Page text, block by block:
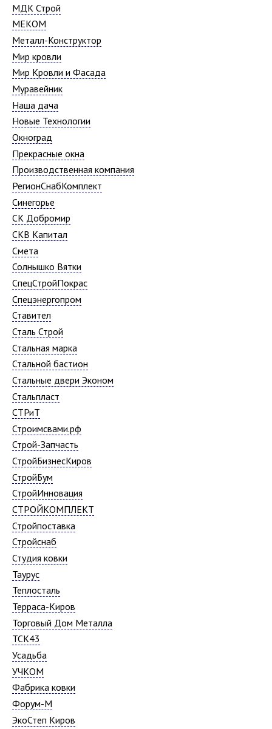
МДК Строй
МЕКОМ
Металл-Конструктор
Мир кровли
Мир Кровли и Фасада
Муравейник
Наша дача
Новые Технологии
Окноград
Прекрасные окна
Производственная компания
РегионСнабКомплект
Синегорье
СК Добромир
СКВ Капитал
Смета
Солнышко Вятки
СпецСтройПокрас
Спецэнергопром
Ставител
Сталь Строй
Стальная марка
Стальной бастион
Стальные двери Эконом
Стальпласт
СТРиТ
Строимсвами.рф
Строй-Запчасть
СтройБизнесКиров
СтройБум
СтройИнновация
СТРОЙКОМПЛЕКТ
Стройпоставка
Стройснаб
Студия ковки
Таурус
Теплосталь
Терраса-Киров
Торговый Дом Металла
ТСК43
Усадьба
УЧКОМ
Фабрика ковки
Форум-М
ЭкоСтеп Киров